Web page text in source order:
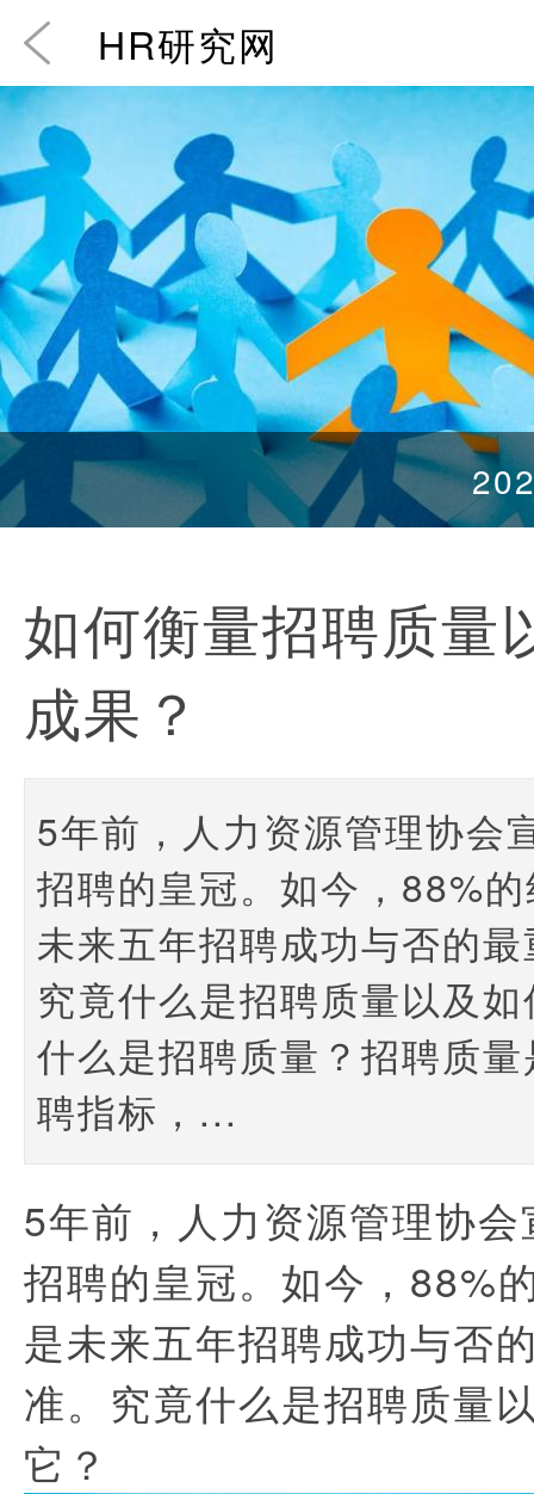
HR研究网
如何衡量招聘质量
成果？
5年前，人力资源管理协会
招聘的皇冠。如今，88%
未来五年招聘成功与否的
究竟什么是招聘质量以及
什么是招聘质量？招聘质
聘指标，...
5年前，人力资源管理协
招聘的皇冠。如今，88%
是未来五年招聘成功与否
准。究竟什么是招聘质量
它？